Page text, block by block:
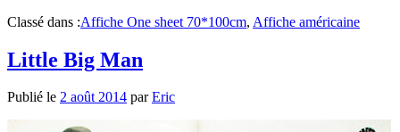
Classé dans :Affiche One sheet 70*100cm, Affiche américaine
Little Big Man
Publié le 2 août 2014 parEric